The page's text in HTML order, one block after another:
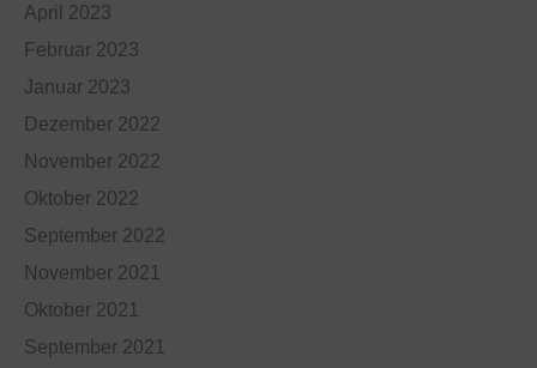
April 2023
Februar 2023
Januar 2023
Dezember 2022
November 2022
Oktober 2022
September 2022
November 2021
Oktober 2021
September 2021